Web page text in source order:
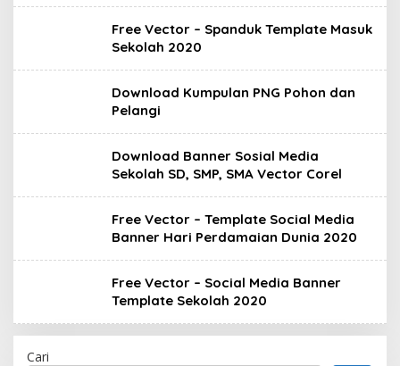
Free Vector – Spanduk Template Masuk
Sekolah 2020
Download Kumpulan PNG Pohon dan
Pelangi
Download Banner Sosial Media
Sekolah SD, SMP, SMA Vector Corel
Free Vector – Template Social Media
Banner Hari Perdamaian Dunia 2020
Free Vector – Social Media Banner
Template Sekolah 2020
Cari